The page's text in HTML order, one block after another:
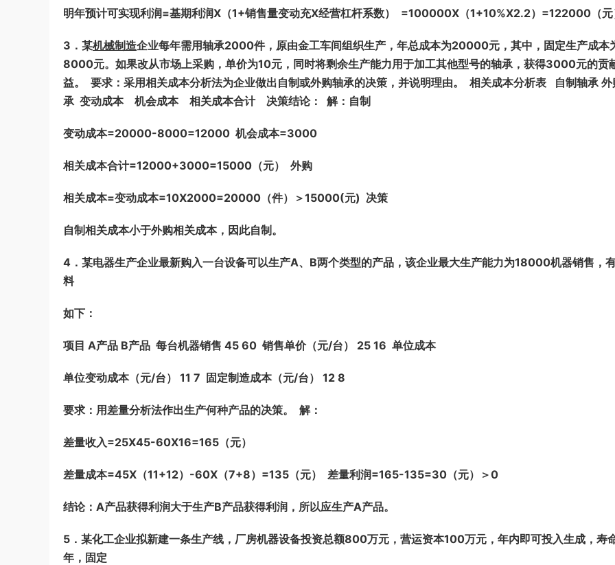
明年预计可实现利润=基期利润X（1+销售量变动充X经营杠杆系数） =100000X（1+10%X2.2）=122000（
3．某机械制造企业每年需用轴承2000件，原由金工车间组织生产，年总成本为20000元，其中，固定生产成本
8000元。如果改从市场上采购，单价为10元，同时将剩余生产能力用于加工其他型号的轴承，获得3000元的贡
益。 要求：采用相关成本分析法为企业做出自制或外购轴承的决策，并说明理由。 相关成本分析表 自制轴承 外
承 变动成本 机会成本 相关成本合计 决策结论： 解：自制
变动成本=20000-8000=12000 机会成本=3000
相关成本合计=12000+3000=15000（元） 外购
相关成本=变动成本=10X2000=20000（件）＞15000(元) 决策
自制相关成本小于外购相关成本，因此自制。
4．某电器生产企业最新购入一台设备可以生产A、B两个类型的产品，该企业最大生产能力为18000机器销售，
料
如下：
项目 A产品 B产品 每台机器销售 45 60 销售单价（元/台） 25 16 单位成本
单位变动成本（元/台） 11 7 固定制造成本（元/台） 12 8
要求：用差量分析法作出生产何种产品的决策。 解：
差量收入=25X45-60X16=165（元）
差量成本=45X（11+12）-60X（7+8）=135（元） 差量利润=165-135=30（元）＞0
结论：A产品获得利润大于生产B产品获得利润，所以应生产A产品。
5．某化工企业拟新建一条生产线，厂房机器设备投资总额800万元，营运资本100万元，年内即可投入生成，寿
年，固定